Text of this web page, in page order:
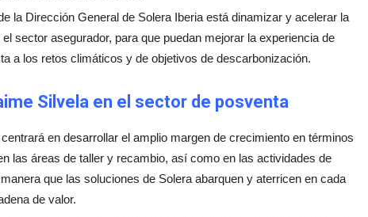
la Dirección General de Solera Iberia está dinamizar y acelerar la
sector asegurador, para que puedan mejorar la experiencia de
a los retos climáticos y de objetivos de descarbonización.
Silvela en el sector de posventa
en desarrollar el amplio margen de crecimiento en términos
las áreas de taller y recambio, así como en las actividades de
que las soluciones de Solera abarquen y aterricen en cada
de valor.